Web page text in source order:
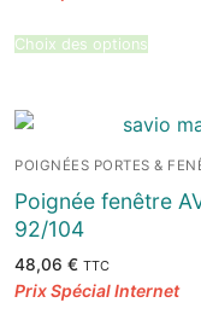
Choix des options
POIGNÉES PORTES &
Poignée fenêtre
92/104
48,06 € TTC